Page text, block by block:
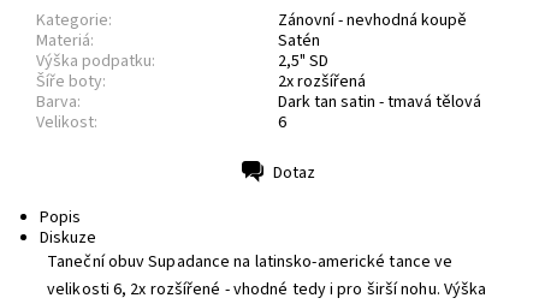
Kategorie:
Zánovní - nevhodná koupě
Materiá:
Satén
Výška podpatku:
2,5" SD
Šíře boty:
2x rozšířená
Barva:
Dark tan satin - tmavá tělová
Velikost:
6
Dotaz
Popis
Diskuze
Taneční obuv Supadance na latinsko-americké tance ve
velikosti 6, 2x rozšířené - vhodné tedy i pro širší nohu. Výška